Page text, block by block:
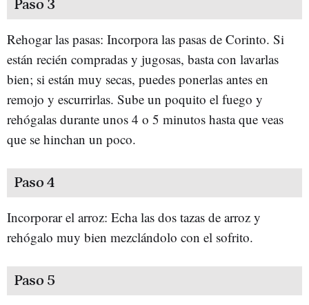
Paso 3
Rehogar las pasas: Incorpora las pasas de Corinto. Si
están recién compradas y jugosas, basta con lavarlas
bien; si están muy secas, puedes ponerlas antes en
remojo y escurrirlas. Sube un poquito el fuego y
rehógalas durante unos 4 o 5 minutos hasta que veas
que se hinchan un poco.
Paso 4
Incorporar el arroz: Echa las dos tazas de arroz y
rehógalo muy bien mezclándolo con el sofrito.
Paso 5